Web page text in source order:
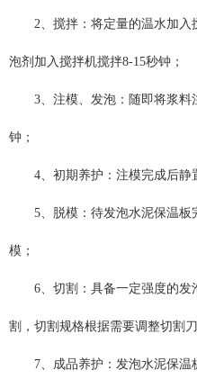
2、搅拌：将定量的温水加
泡剂加入搅拌机搅拌8-15秒钟；
3、注模、发泡：随即将浆
钟；
4、初期养护：注模完成后静
5、脱模：待发泡水泥保温
模；
6、切割：具备一定强度的发
割，切割规格根据需要调整切割刀
7、成品养护：发泡水泥保温